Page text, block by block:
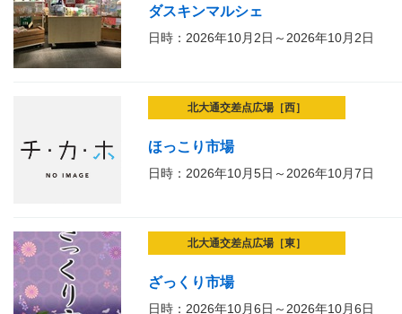
ダスキンマルシェ
日時：2026年10月2日～2026年10月2日
北大通交差点広場［西］
ほっこり市場
日時：2026年10月5日～2026年10月7日
北大通交差点広場［東］
ざっくり市場
日時：2026年10月6日～2026年10月6日